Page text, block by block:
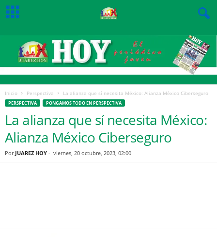
Inicio Perspectiva La alianza que sí necesita México: Alianza México Ciberseguro
PERSPECTIVA PONGAMOS TODO EN PERSPECTIVA
La alianza que sí necesita México:
Alianza México Ciberseguro
Por JUAREZ HOY - viernes, 20 octubre, 2023, 02:00